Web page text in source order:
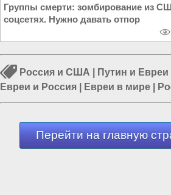
Группы смерти: зомбирование из
соцсетях. Нужно давать отпор
Россия и США Путин и Евреи
Евреи и Россия
Евреи в мире
Евреи и Украина
Перейти на главную